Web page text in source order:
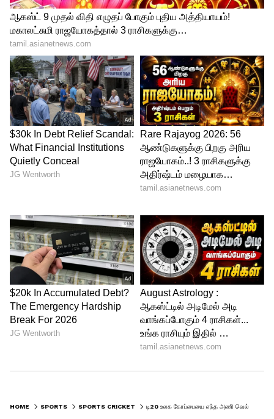
தேவை. ஆஸ்திரேலிய அணியில் டிம்
டேவிட், க்ளென் மேக்ஸ்வெல் ஆகிய பவர்
ஹிட்டர்கள் உள்ளனர். இந்திய
சுற்றுப்பயணத்தில் மார்கஸ் ஸ்டோய்னிஸ்
மற்றும் மிட்செல் மார்ஷ் ஆகிய 2 பவர்
ஹிட்டர்களும் இல்லை. அவர்களும்
சேர்ந்தால் ஆஸ்திரேலிய அணி மேலும்
வலுவடைந்துவிடும். மீண்டும் டி20 உலக
கோப்பையை வெல்லுமளவிற்கு வலுவான
அணியாக திகழ்கிறது ஆஸ்திரேலிய அணி
என்று சபா கரிம் தெரிவித்துள்ளார்.
HOME SPORTS SPORTS CRICKET